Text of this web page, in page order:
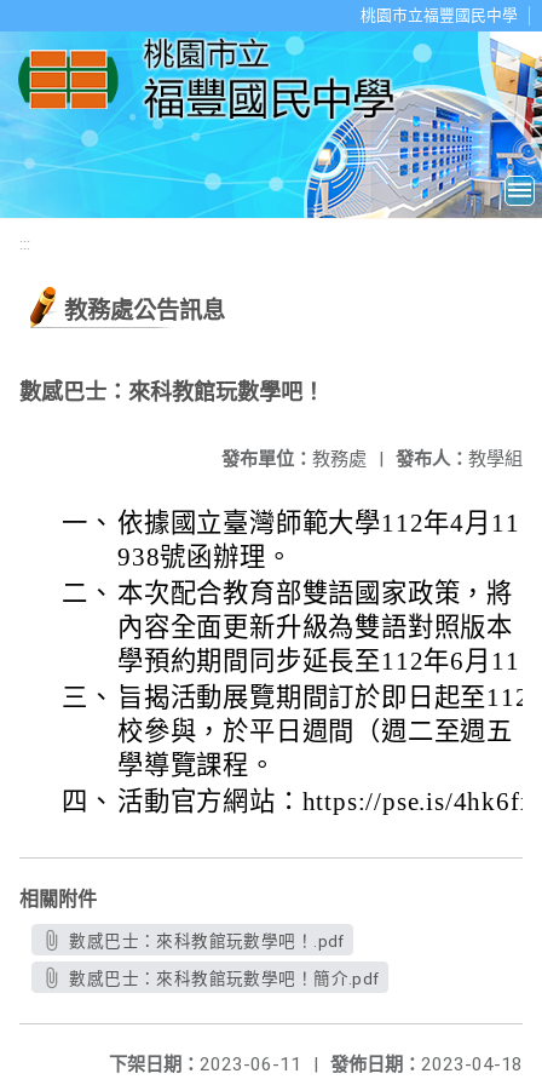
桃園市立福豐國民中學
:::
教務處公告訊息
數感巴士：來科教館玩數學吧！
發布人： 教學組
發布單位： 教務處 |
一、 依據國立臺灣師範大學112年4月11
938號函辦理。
二、 本次配合教育部雙語國家政策，將
內容全面更新升級為雙語對照版本
學預約期間同步延長至112年6月11
三、 旨揭活動展覽期間訂於即日起至112
校參與，於平日週間（週二至週五
學導覽課程。
四、 活動官方網站：https://pse.is/4hk6fx
相關附件
數感巴士：來科教館玩數學吧！.pdf
數感巴士：來科教館玩數學吧！簡介.pdf
發佈日期： 2023-04-18
下架日期： 2023-06-11 |